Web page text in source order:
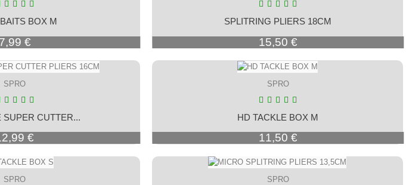
BOX M
7,99 €Prix
SPLITRING PLIERS 18CM
15,50 €Prix
SPRO
SUPER CUTTER...
€
SPRO
HD TACKLE BOX M
11,50 €Prix
SPRO SPRO